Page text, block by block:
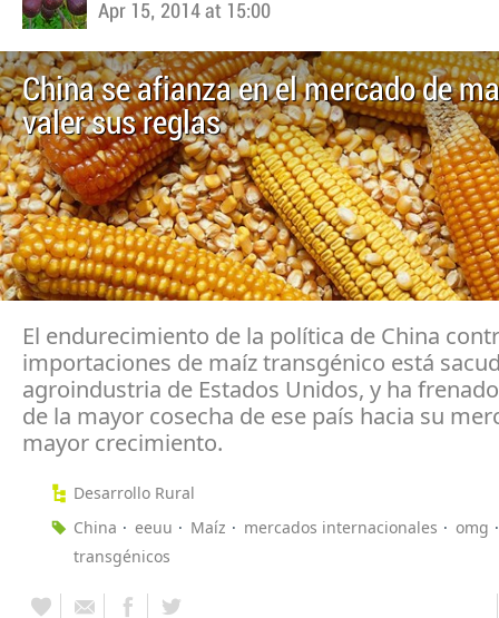
Apr 15, 2014 at 15:00
China se afianza en el mercado de
valer sus reglas
El endurecimiento de la política de China
importaciones de maíz transgénico está
agroindustria de Estados Unidos, y ha
de la mayor cosecha de ese país hacia su
mayor crecimiento.
Desarrollo Rural
China
eeuu Maíz mercados internacionales
omg
transgénicos